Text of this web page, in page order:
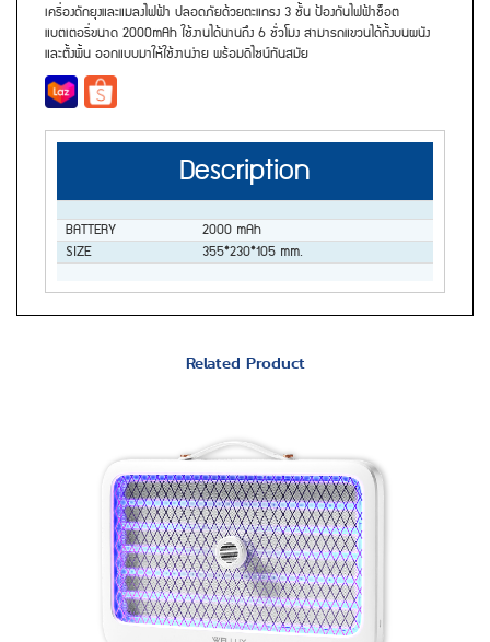
เครื่องดักยุงและแมลงไฟฟ้า ปลอดภัยด้วยตะแกรง 3 ชั้น ป้องกันไฟฟ้าช็อต
แบตเตอรี่ขนาด 2000mAh ใช้งานได้นานถึง 6 ชั่วโมง สามารถแขวนได้ทั้งบนผนัง
และตั้งพื้น ออกแบบมาให้ใช้งานง่าย พร้อมดีไซน์ทันสมัย
Description
BATTERY
2000 mAh
SIZE
355*230*105 mm.
Related Product